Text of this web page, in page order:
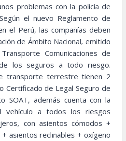
problemas con la policía de
el nuevo Reglamento de
el Perú, las compañías deben
de Ámbito Nacional, emitido
Comunicaciones de
los seguros a todo riesgo.
transporte terrestre tienen 2
Certificado de Legal Seguro de
SOAT, además cuenta con la
vehículo a todos los riesgos
con asientos cómodos +
asientos reclinables + oxígeno